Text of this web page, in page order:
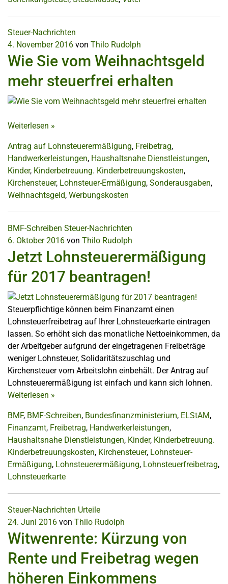
Steuer-Nachrichten
4. November 2016 von Thilo Rudolph
Wie Sie vom Weihnachtsgeld
mehr steuerfrei erhalten
Weiterlesen »
Antrag auf Lohnsteuerermäßigung, Freibetrag,
Handwerkerleistungen, Haushaltsnahe Dienstleistungen,
Kinder, Kinderbetreuung. Kinderbetreuungskosten,
Kirchensteuer, Lohnsteuer-Ermäßigung, Sonderausgaben,
Weihnachtsgeld, Werbungskosten
BMF-Schreiben Steuer-Nachrichten
6. Oktober 2016 von Thilo Rudolph
Jetzt Lohnsteuerermäßigung
für 2017 beantragen!
Steuerpflichtige können beim Finanzamt einen
Lohnsteuerfreibetrag auf Ihrer Lohnsteuerkarte eintragen
lassen. So erhöht sich das monatliche Nettoeinkommen, da
der Arbeitgeber aufgrund der eingetragenen Freibeträge
weniger Lohnsteuer, Solidaritätszuschlag und
Kirchensteuer vom Arbeitslohn einbehält. Der Antrag auf
Lohnsteuerermäßigung ist einfach und kann sich lohnen.
Weiterlesen »
BMF, BMF-Schreiben, Bundesfinanzministerium, ELStAM,
Finanzamt, Freibetrag, Handwerkerleistungen,
Haushaltsnahe Dienstleistungen, Kinder, Kinderbetreuung.
Kinderbetreuungskosten, Kirchensteuer, Lohnsteuer-
Ermäßigung, Lohnsteuerermäßigung, Lohnsteuerfreibetrag,
Lohnsteuerkarte
Steuer-Nachrichten Urteile
24. Juni 2016 von Thilo Rudolph
Witwenrente: Kürzung von
Rente und Freibetrag wegen
höheren Einkommens